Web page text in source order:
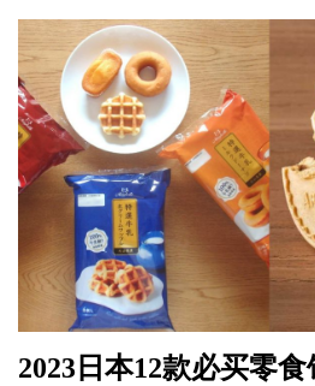
2023日本12款必买零